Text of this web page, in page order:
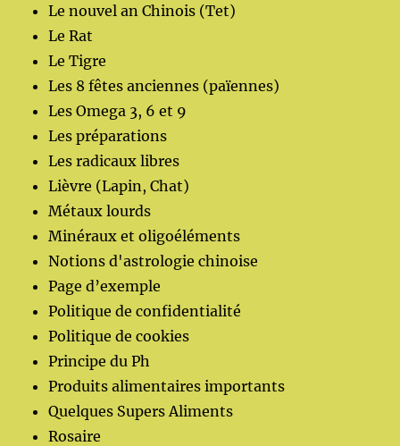
Le nouvel an Chinois (Tet)
Le Rat
Le Tigre
Les 8 fêtes anciennes (païennes)
Les Omega 3, 6 et 9
Les préparations
Les radicaux libres
Lièvre (Lapin, Chat)
Métaux lourds
Minéraux et oligoéléments
Notions d'astrologie chinoise
Page d’exemple
Politique de confidentialité
Politique de cookies
Principe du Ph
Produits alimentaires importants
Quelques Supers Aliments
Rosaire